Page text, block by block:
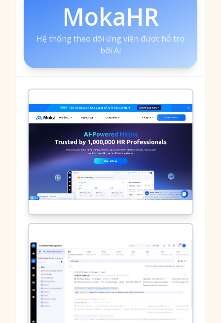
MokaHR
Hệ thống theo dõi ứng viên được hỗ trợ
bởi AI